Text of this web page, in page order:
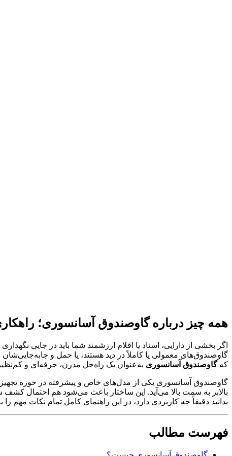
همه چیز درباره گاوصندوق آسانسوری؛
اگر بخشی از دارایی، اسناد یا اقلام ارزشمند شما باید در جایی
گاوصندوق‌های معمولی یا کاملاً در دید هستند، یا حمل و
کهگاوصندوق آسانسوری به‌عنوان یک راه‌حل مدرن، حرفه‌ای و
گاوصندوق آسانسوری یکی از مدل‌های خاص و پیشرفته در حوزه
بالابر به سمت بالا می‌آید. این ساختار باعث می‌شود هم احتمال
بدانید دقیقاً چه کاربردی دارد، در این راهنمای کامل تمام نکات مهم
فهرست مطالب